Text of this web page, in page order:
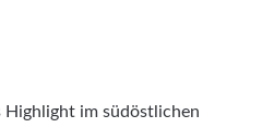
Highlight im südöstlichen